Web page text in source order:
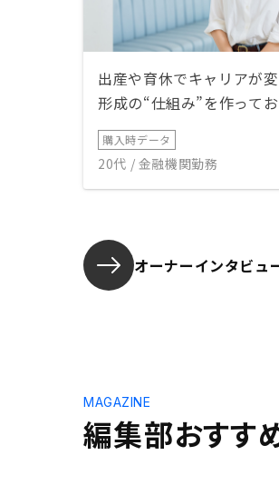
出産や育休でキャリアが
形成の“仕組み”を作ってお
購入時データ
20代 / 金融機関勤務
オーナーインタビュ
編集部おすす
MAGAZINE